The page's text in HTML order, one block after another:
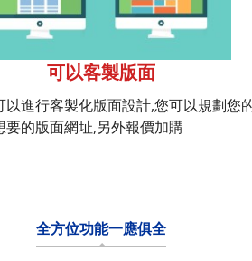
可以客製版面
以進行客製化版面設計,您可以規劃您
要的版面網址,另外報價加購
全方位功能一應俱全